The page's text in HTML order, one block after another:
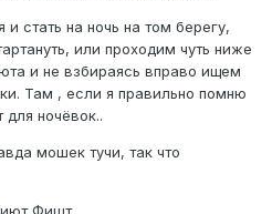
стать на ночь на том берегу,
или проходим чуть ниже
и не взбираясь вправо ищем
Там , если я правильно помню
ночёвок..
мошек тучи, так что
Фишт...